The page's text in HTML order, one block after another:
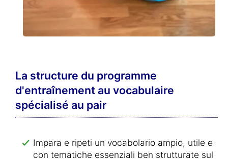
La structure du programme
d'entraînement au vocabulaire
spécialisé au pair
Impara e ripeti un vocabolario ampio, utile e
con tematiche essenziali ben strutturate sul